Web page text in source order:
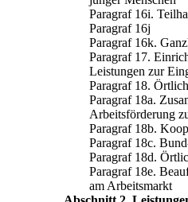
Paragraf 16i.
Paragraf 16j
Paragraf 16k.
Paragraf 17.
Leistungen zur
Paragraf 18.
Paragraf 18a.
Arbeitsförderung
Paragraf 18b.
Paragraf 18c.
Paragraf 18d.
Paragraf 18e.
am Arbeitsmarkt